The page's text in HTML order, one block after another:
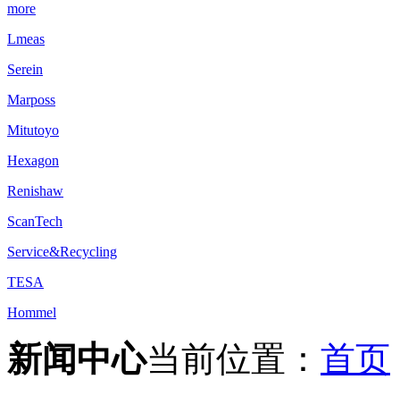
more
Lmeas
Serein
Marposs
Mitutoyo
Hexagon
Renishaw
ScanTech
Service&Recycling
TESA
Hommel
新闻中心当前位置： 首页